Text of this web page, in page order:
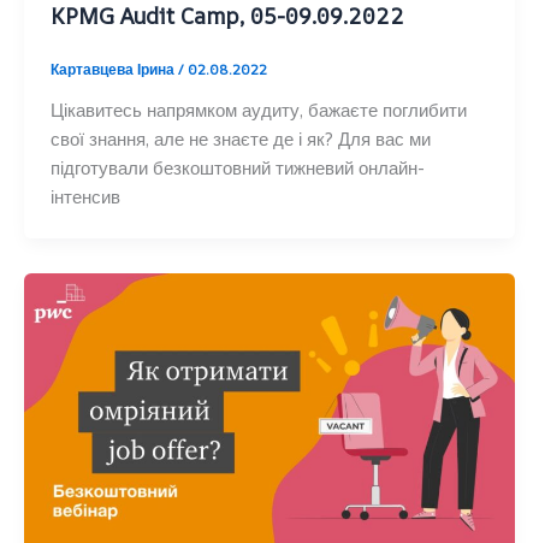
KPMG Audit Camp, 05-09.09.2022
Картавцева Ірина/ 02.08.2022
Цікавитесь напрямком аудиту, бажаєте поглибити
свої знання, але не знаєте де і як? Для вас ми
підготували безкоштовний тижневий онлайн-
інтенсив